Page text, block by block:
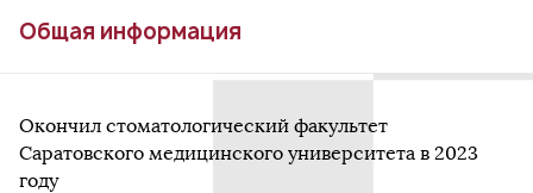
Общая информация
Окончил стоматологический факультет
Саратовского медицинского университета в 2023
году